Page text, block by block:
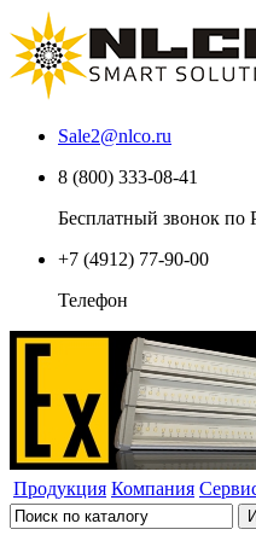
Sale2@nlco.ru
8 (800) 333-08-41
Бесплатный звонок по
+7 (4912) 77-90-00
Телефон
Продукция Компания